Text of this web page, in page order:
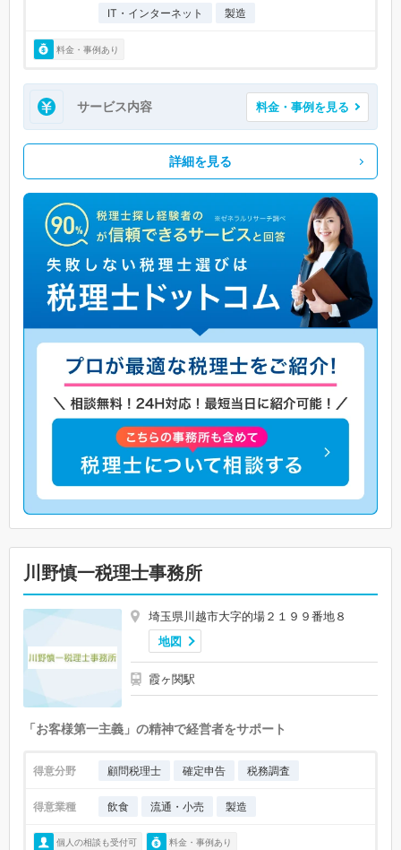
IT・インターネット
製造
料金・事例あり
サービス内容 料金・事例を見る
詳細を見る
川野慎一税理士事務所
埼玉県川越市大字的場２１９９番地８
地図
霞ヶ関駅
「お客様第一主義」の精神で経営者をサポート
得意分野 顧問税理士 確定申告 税務調査
得意業種 飲食 流通・小売 製造
個人の相談も受付可 料金・事例あり